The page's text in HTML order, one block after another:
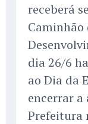
receberá
Caminhão
dia 26/6
ao Dia da
encerrar a
Prefeitura